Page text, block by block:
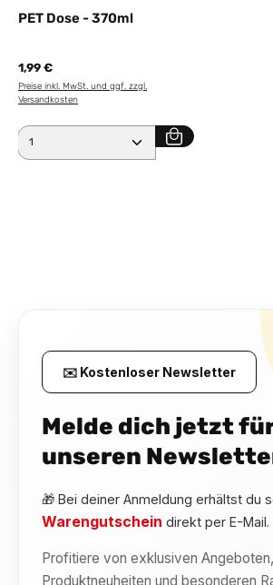
PET Dose - 370ml
1,99 €
Preise inkl. MwSt. und ggf. zzgl.
Versandkosten
Produkt Anzahl: Gib den
✉️ Kostenloser Newsletter
Melde dich jetzt
unseren
🎁 Bei deiner Anmeldung erhältst du
Warengutschein direkt per E-Mail.
Profitiere von exklusiven
Produktneuheiten und besonderen